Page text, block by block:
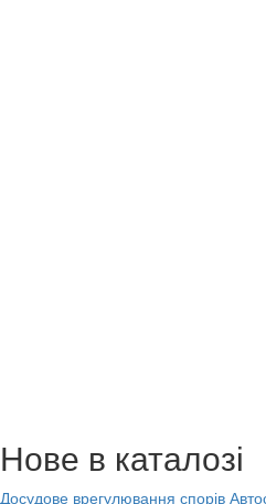
Нове в каталозі
Досудове врегулювання спорів